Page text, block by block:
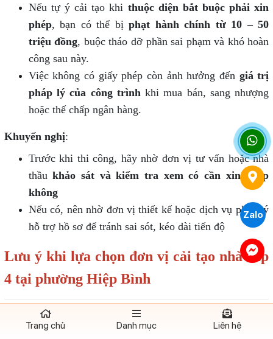
Nếu tự ý cải tạo khi thuộc diện bắt buộc phải xin
phép, bạn có thể bịphạt hành chính từ 10 – 50
triệu đồng, buộc tháo dỡ phần sai phạm và khó hoàn
công sau này.
Việc không có giấy phép còn ảnh hưởng đến giá trị
pháp lý của công trình khi mua bán, sang nhượng
hoặc thế chấp ngân hàng.
Khuyến nghị:
Trước khi thi công, hãy nhờ đơn vị tư vấn hoặc nhà
thầukhảo sát và kiểm tra xem có cần xin phép
không
Nếu có, nên nhờ đơn vị thiết kế hoặc dịch vụ pháp lý
hỗ trợ hồ sơ để tránh sai sót, kéo dài tiến độ
Lưu ý khi lựa chọn đơn vị cải tạo nhà cấp
4 tại phường Hiệp Bình
Lựa chọn đúngđơn vị cải tạo nhà cấp 4 uy tín tại
phường Hiệp Bình
là yếu tố then chốt quyết định đến chất
Trang chủ Danh mục Liên hệ
Zalo